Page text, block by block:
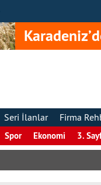
Seri İlanlar Firma
Spor Ekonomi 3.